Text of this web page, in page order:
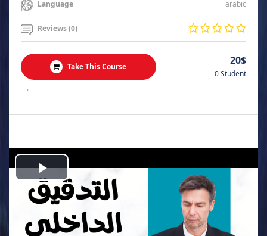
Language arabic
Reviews (0)
Take This Course 20$
0 Student
.
Play
Video